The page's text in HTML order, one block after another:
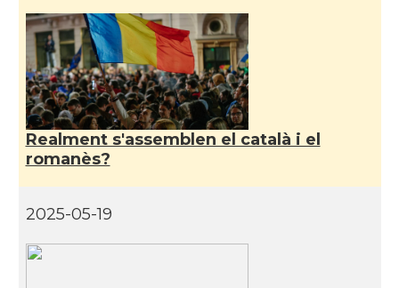
Realment s'assemblen el català i el
romanès?
2025-05-19